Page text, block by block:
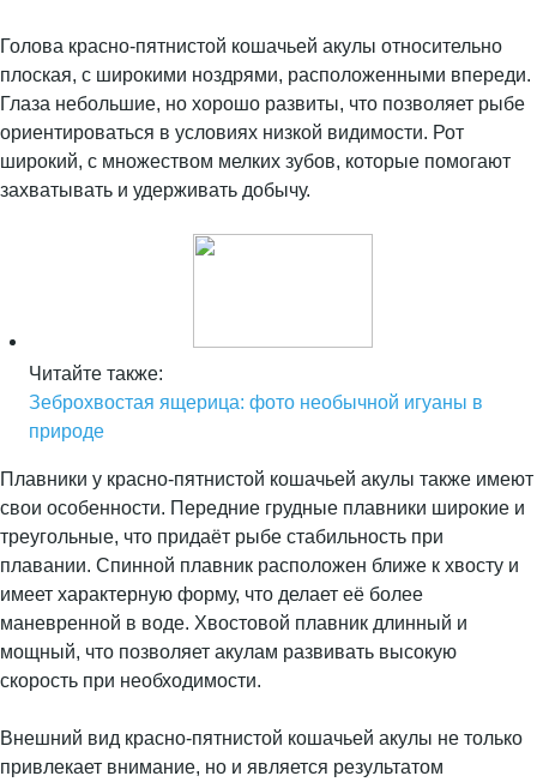
Голова красно-пятнистой кошачьей акулы относительно
плоская, с широкими ноздрями, расположенными впереди.
Глаза небольшие, но хорошо развиты, что позволяет рыбе
ориентироваться в условиях низкой видимости. Рот
широкий, с множеством мелких зубов, которые помогают
захватывать и удерживать добычу.
Читайте также:
Зеброхвостая ящерица: фото необычной игуаны в
природе
Плавники у красно-пятнистой кошачьей акулы также имеют
свои особенности. Передние грудные плавники широкие и
треугольные, что придаёт рыбе стабильность при
плавании. Спинной плавник расположен ближе к хвосту и
имеет характерную форму, что делает её более
маневренной в воде. Хвостовой плавник длинный и
мощный, что позволяет акулам развивать высокую
скорость при необходимости.
Внешний вид красно-пятнистой кошачьей акулы не только
привлекает внимание, но и является результатом